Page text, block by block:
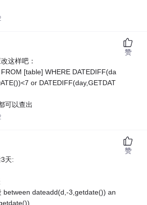
这样吧：
[table] WHERE DATEDIFF(da
or DATEDIFF(day,GETDAT
可以查出
赞
天:
between dateadd(d,-3,getdate()) an
赞